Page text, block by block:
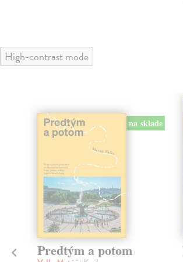
High-contrast mode
na sklade
Predtým a potom